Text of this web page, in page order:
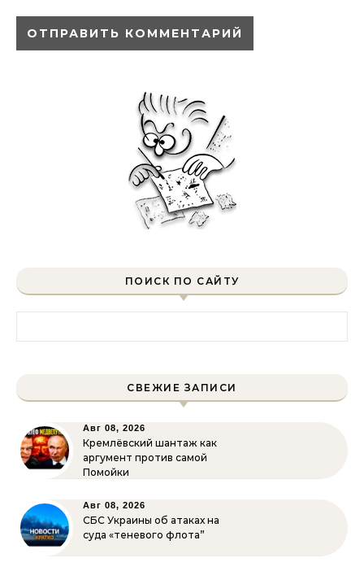
ПОИСК ПО САЙТУ
СВЕЖИЕ ЗАПИСИ
Авг 08, 2026
Кремлёвский шантаж как
аргумент против самой
Помойки
Авг 08, 2026
СБС Украины об атаках на
суда «теневого флота”